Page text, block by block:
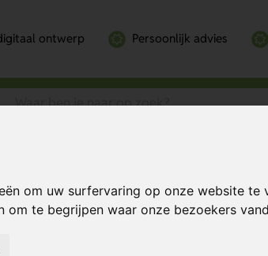
om uw surfervaring op onze website te
te begrijpen waar onze bezoekers
ontwerp Persoonlijk advies
Bereken mijn